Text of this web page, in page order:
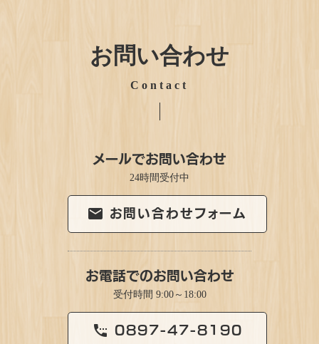
お問い合わせ
Contact
メールでお問い合わせ
24時間受付中
email お問い合わせフォーム
お電話でのお問い合わせ
受付時間 9:00～18:00
settings_phone 0897-47-8190